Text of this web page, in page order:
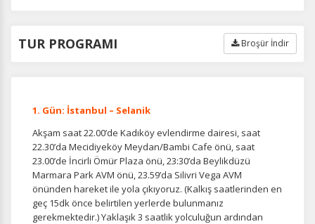
TUR PROGRAMI Broşür İndir
1. Gün: İstanbul – Selanik
Akşam saat 22.00’de Kadıköy evlendirme dairesi, saat
22.30’da Mecidiyeköy Meydan/Bambi Cafe önü, saat
23.00’de İncirli Ömür Plaza önü, 23:30’da Beylikdüzü
Marmara Park AVM önü, 23.59’da Silivri Vega AVM
önünden hareket ile yola çıkıyoruz. (Kalkış saatlerinden en
geç 15dk önce belirtilen yerlerde bulunmanız
gerekmektedir.) Yaklaşık 3 saatlik yolculuğun ardından